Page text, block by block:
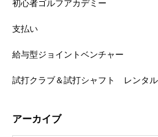
初心者ゴルフアカデミー
支払い
給与型ジョイントベンチャー
試打クラブ＆試打シャフト レンタル
アーカイブ